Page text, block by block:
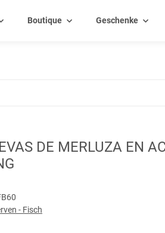
Boutique Geschenke
DE MERLUZA EN
- Fisch